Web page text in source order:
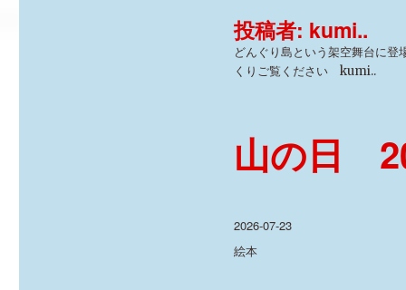
投稿者: kumi..
どんぐり島という架空舞台に
くりご覧ください kumi..
山の日
投
稿
日:
2026-07-23
カ
絵本